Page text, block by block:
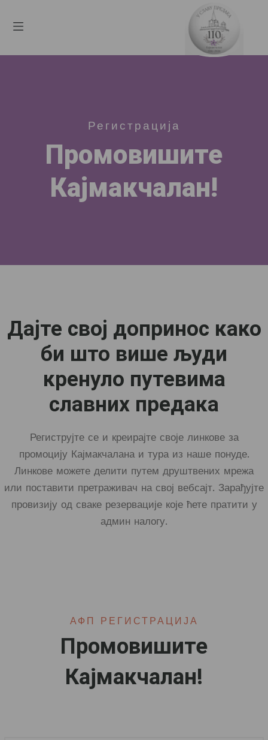
Регистрација
Промовишите
Кајмакчалан!
Дајте свој допринос како
би што више људи
кренуло путевима
славних предака
Региструјте се и креирајте своје линкове за
промоцију Кајмакчалана и тура из наше понуде.
Линкове можете делити путем друштвених мрежа
или поставити претраживач на свој вебсајт. Зарађујте
провизију од сваке резервације које ћете пратити у
админ налогу.
АФП РЕГИСТРАЦИЈА
Промовишите
Кајмакчалан!